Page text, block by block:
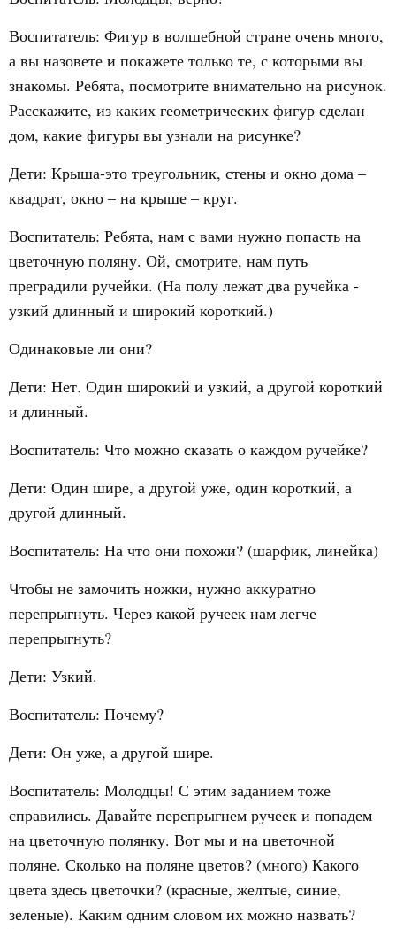
Воспитатель: Фигур в волшебной стране очень много,
а вы назовете и покажете только те, с которыми вы
знакомы. Ребята, посмотрите внимательно на рисунок.
Расскажите, из каких геометрических фигур сделан
дом, какие фигуры вы узнали на рисунке?
Дети: Крыша-это треугольник, стены и окно дома –
квадрат, окно – на крыше – круг.
Воспитатель: Ребята, нам с вами нужно попасть на
цветочную поляну. Ой, смотрите, нам путь
преградили ручейки. (На полу лежат два ручейка -
узкий длинный и широкий короткий.)
Одинаковые ли они?
Дети: Нет. Один широкий и узкий, а другой короткий
и длинный.
Воспитатель: Что можно сказать о каждом ручейке?
Дети: Один шире, а другой уже, один короткий, а
другой длинный.
Воспитатель: На что они похожи? (шарфик, линейка)
Чтобы не замочить ножки, нужно аккуратно
перепрыгнуть. Через какой ручеек нам легче
перепрыгнуть?
Дети: Узкий.
Воспитатель: Почему?
Дети: Он уже, а другой шире.
Воспитатель: Молодцы! С этим заданием тоже
справились. Давайте перепрыгнем ручеек и попадем
на цветочную полянку. Вот мы и на цветочной
поляне. Сколько на поляне цветов? (много) Какого
цвета здесь цветочки? (красные, желтые, синие,
зеленые). Каким одним словом их можно назвать?